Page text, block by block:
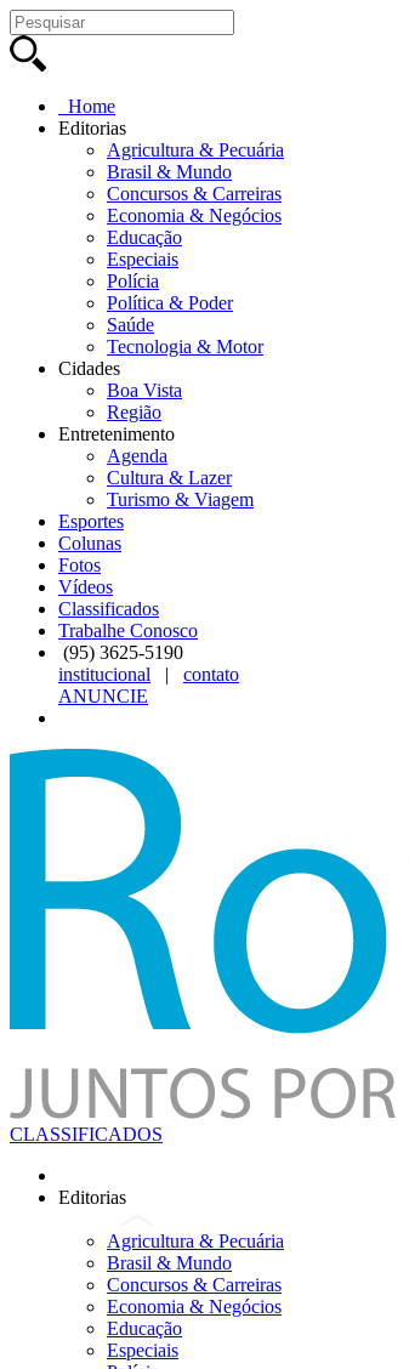
Home
Editorias
Agricultura & Pecuária
Brasil & Mundo
Concursos & Carreiras
Economia & Negócios
Educação
Especiais
Polícia
Política & Poder
Saúde
Tecnologia & Motor
Cidades
Boa Vista
Região
Entretenimento
Agenda
Cultura & Lazer
Turismo & Viagem
Esportes
Colunas
Fotos
Vídeos
Classificados
Trabalhe Conosco
(95) 3625-5190
institucional | contato
ANUNCIE
CLASSIFICADOS
Editorias
Agricultura & Pecuária
Brasil & Mundo
Concursos & Carreiras
Economia & Negócios
Educação
Especiais